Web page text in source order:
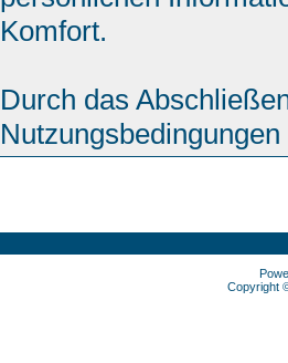
Komfort.
Durch das
Nutzungsbedingungen
Copyright